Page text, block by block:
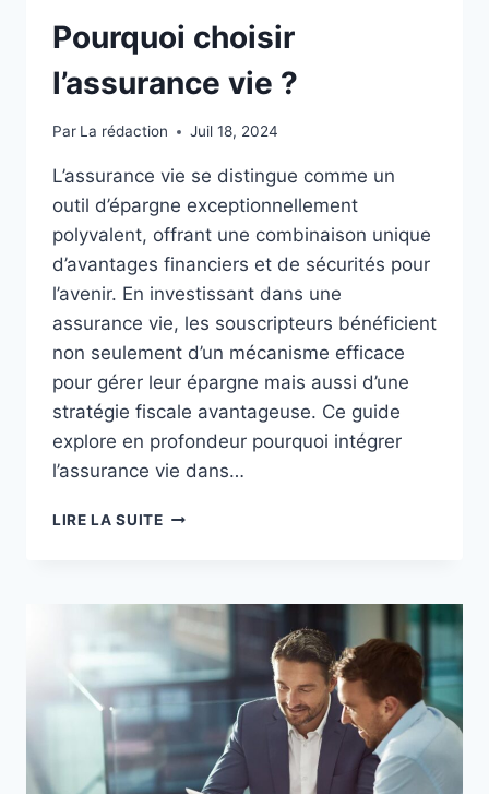
Pourquoi choisir
l’assurance vie ?
Par La rédaction Juil 18, 2024
L’assurance vie se distingue comme un
outil d’épargne exceptionnellement
polyvalent, offrant une combinaison unique
d’avantages financiers et de sécurités pour
l’avenir. En investissant dans une
assurance vie, les souscripteurs bénéficient
non seulement d’un mécanisme efficace
pour gérer leur épargne mais aussi d’une
stratégie fiscale avantageuse. Ce guide
explore en profondeur pourquoi intégrer
l’assurance vie dans…
LIRE LA SUITEPOURQUOI
?